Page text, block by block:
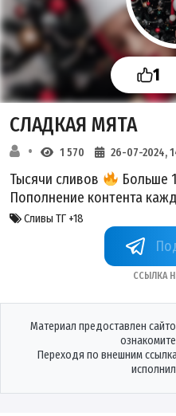
1
СЛАДКАЯ МЯТА
1 570 26-07-2024,
Тысячи сливов
Больше
Пополнение контента
Сливы ТГ +18
Ссылка
Материал предоставлен
Переходя по внешним